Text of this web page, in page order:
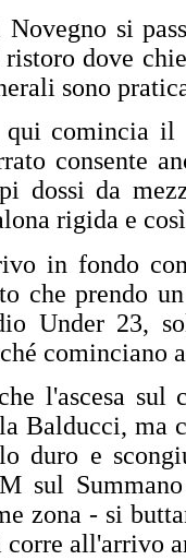
Novegno si
ristoro dove
sono
qui comincia il
consente
dossi da
rigida e
in fondo
che prendo
Under 23,
cominciano
l'ascesa sul
Balducci, ma
duro e
sul
zona - si
corre all'arrivo